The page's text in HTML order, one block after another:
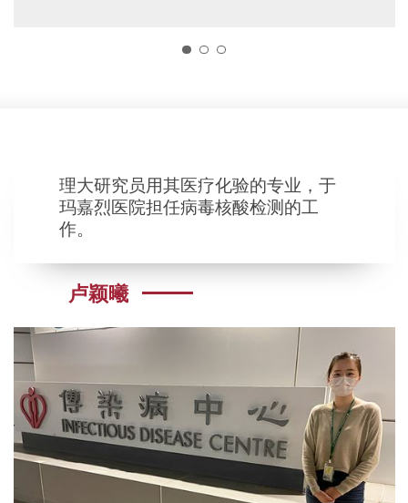
理大研究员用其医疗化验的专业，于
玛嘉烈医院担任病毒核酸检测的工
作。
卢颖曦